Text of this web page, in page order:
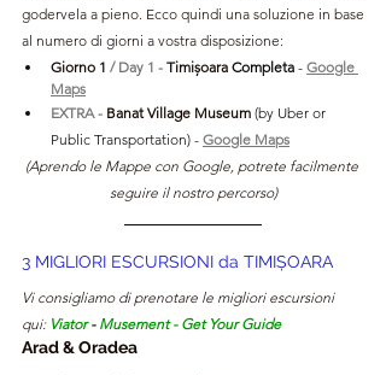
godervela a pieno. Ecco quindi una soluzione in base
al numero di giorni a vostra disposizione:
Giorno 1 / Day 1 - Timișoara Completa - Google
Maps
EXTRA - Banat Village Museum (by Uber or
Public Transportation) - Google Maps
(Aprendo le Mappe con Google, potrete facilmente
seguire il nostro percorso)
3 MIGLIORI ESCURSIONI da TIMIȘOARA
Vi consigliamo di prenotare le migliori escursioni
qui: Viator - Musement - Get Your Guide
Arad & Oradea